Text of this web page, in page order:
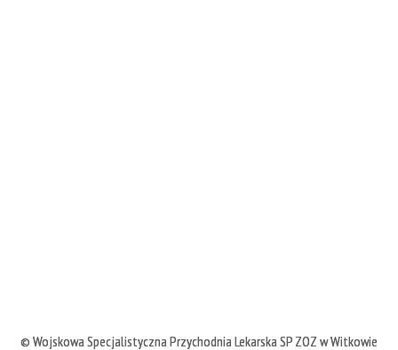
© Wojskowa Specjalistyczna Przychodnia Lekarska SP ZOZ w Witkowie